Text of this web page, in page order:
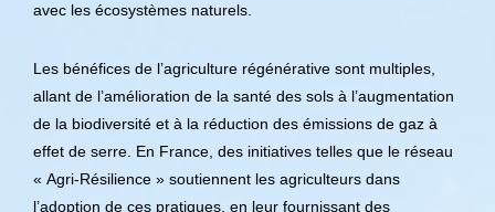
avec les écosystèmes naturels.
Les bénéfices de l’agriculture régénérative sont multiples,
allant de l’amélioration de la santé des sols à l’augmentation
de la biodiversité et à la réduction des émissions de gaz à
effet de serre. En France, des initiatives telles que le réseau
« Agri-Résilience » soutiennent les agriculteurs dans
l’adoption de ces pratiques, en leur fournissant des